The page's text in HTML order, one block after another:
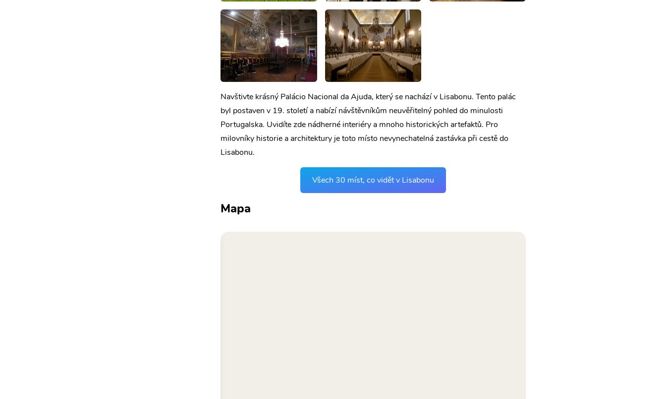
Navštivte krásný Palácio Nacional da Ajuda, který se nachází v Lisabonu. Tento palác
byl postaven v 19. století a nabízí návštěvníkům neuvěřitelný pohled do minulosti
Portugalska. Uvidíte zde nádherné interiéry a mnoho historických artefaktů. Pro
milovníky historie a architektury je toto místo nevynechatelná zastávka při cestě do
Lisabonu.
Všech 30 míst, co vidět v Lisabonu
Mapa